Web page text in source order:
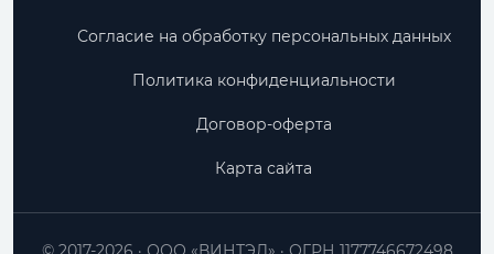
Согласие на обработку персональных данных
Политика конфиденциальности
Договор-оферта
Карта сайта